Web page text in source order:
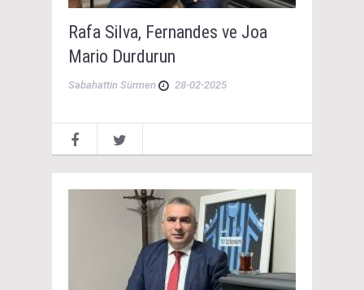
Rafa Silva, Fernandes ve Joa
Mario Durdurun
Sabahattin Sürmen 28-02-2025